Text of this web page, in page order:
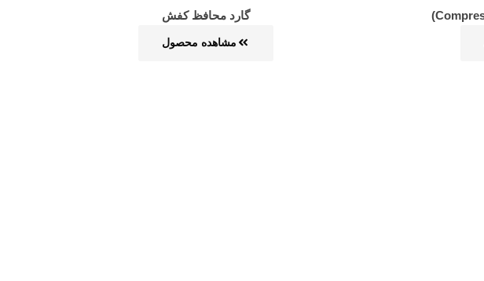
گارد محافظ کفش
مشاهده محصول